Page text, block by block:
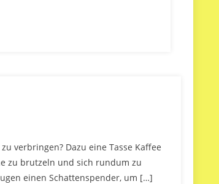
verbringen? Dazu eine Tasse Kaffee
zu brutzeln und sich rundum zu
einen Schattenspender, um […]